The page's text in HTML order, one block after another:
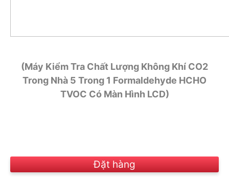
(Máy Kiểm Tra Chất Lượng Không Khí CO2
Trong Nhà 5 Trong 1 Formaldehyde HCHO
TVOC Có Màn Hình LCD)
Đặt hàng